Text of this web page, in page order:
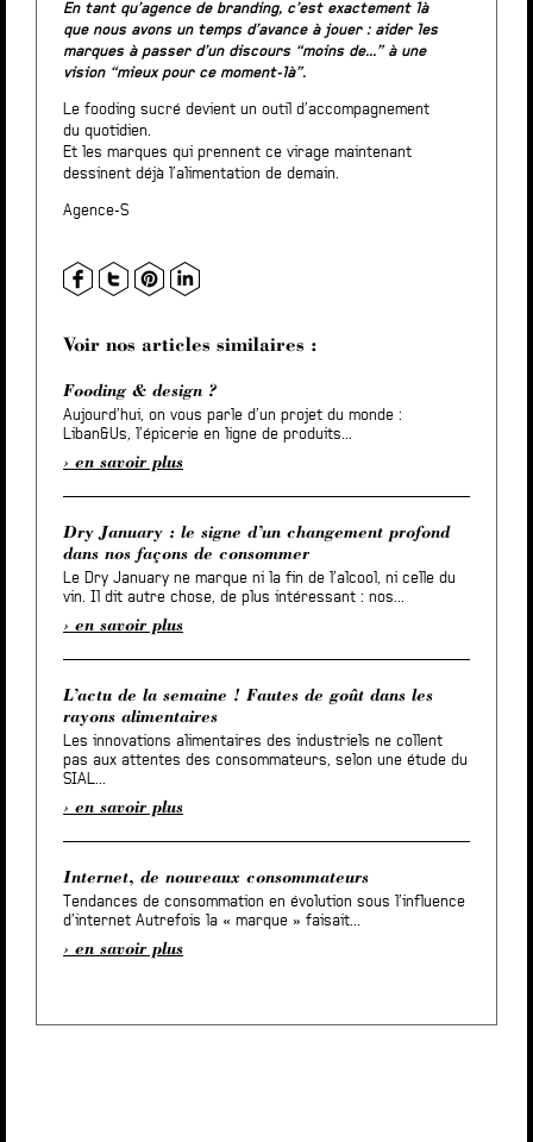
En tant qu’agence de branding, c’est exactement là
que nous avons un temps d’avance à jouer : aider les
marques à passer d’un discours “moins de…” à une
vision “mieux pour ce moment-là”.
Le fooding sucré devient un outil d’accompagnement
du quotidien.
Et les marques qui prennent ce virage maintenant
dessinent déjà l’alimentation de demain.
Agence-S
Voir nos articles similaires :
Fooding & design ?
Aujourd’hui, on vous parle d’un projet du monde :
Liban&Us, l’épicerie en ligne de produits...
en savoir plus
Dry January : le signe d’un changement profond
dans nos façons de consommer
Le Dry January ne marque ni la fin de l’alcool, ni celle du
vin. Il dit autre chose, de plus intéressant : nos...
en savoir plus
L’actu de la semaine ! Fautes de goût dans les
rayons alimentaires
Les innovations alimentaires des industriels ne collent
pas aux attentes des consommateurs, selon une étude du
SIAL...
en savoir plus
Internet, de nouveaux consommateurs
Tendances de consommation en évolution sous l’influence
d’internet Autrefois la « marque » faisait...
en savoir plus